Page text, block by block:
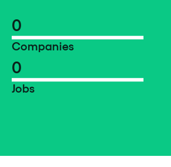
0
Companies
0
Jobs